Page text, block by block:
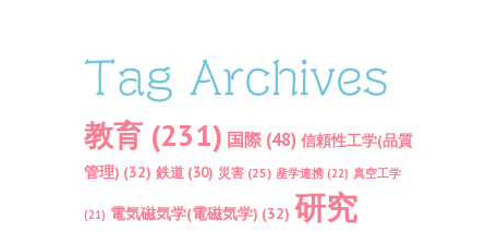
Tag Archives
教育 (231) 国際 (48) 信頼性工学(品質
管理) (32) 鉄道 (30) 災害 (25) 産学連携 (22) 真空工学
(21) 電気磁気学(電磁気学) (32) 研究